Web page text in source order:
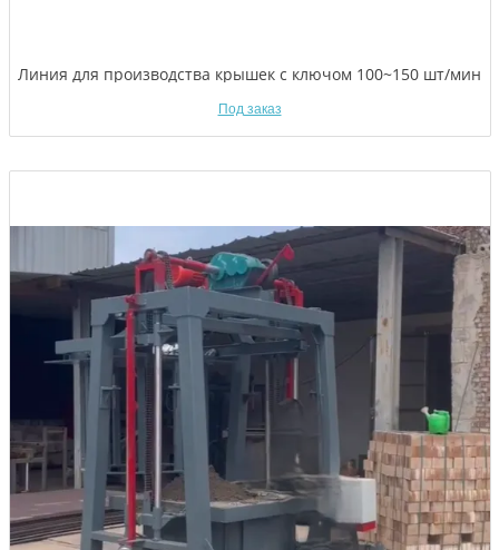
Линия для производства крышек с ключом 100~150 шт/мин
Под заказ